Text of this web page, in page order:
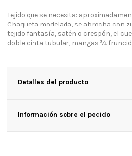
Tejido que se necesita:
Chaqueta modelada, se abrocha con
tejido fantasía, satén o crespón, el
doble cinta tubular, mangas ¾
Detalles del producto
Información sobre el pedido